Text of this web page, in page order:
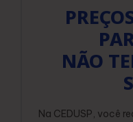
NÃO
Na CEDUSP, você